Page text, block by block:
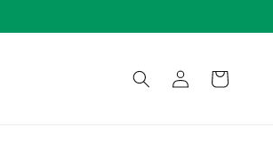
in
Varukorg